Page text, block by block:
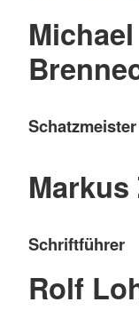
Schatzmeister
Markus
Schriftführer
Rolf